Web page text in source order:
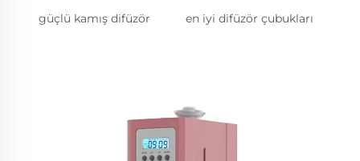
güçlü kamış difüzör en iyi difüzör çubukları